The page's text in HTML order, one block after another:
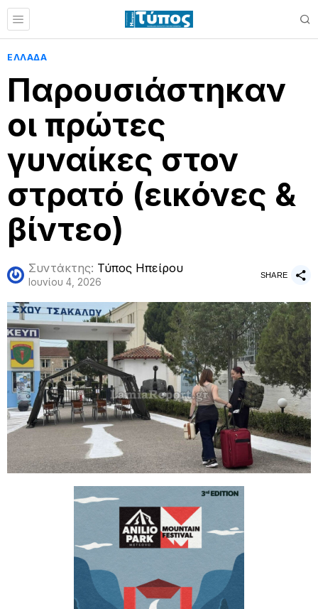
ΕΛΛΑΔΑ
Παρουσιάστηκαν
οι πρώτες
γυναίκες στον
στρατό (εικόνες &
βίντεο)
Συντάκτης: Τύπος Ηπείρου
Ιουνίου 4, 2026
SHARE